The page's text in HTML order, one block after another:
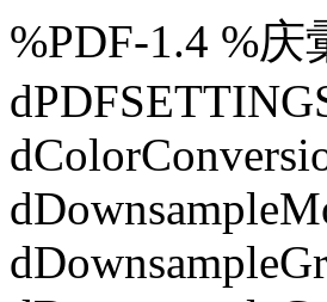
%PDF-1.4 %庆